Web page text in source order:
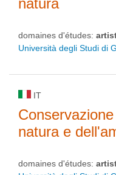
natura
domaines d'études:
Università degli Studi di
IT
natura e
domaines d'études: